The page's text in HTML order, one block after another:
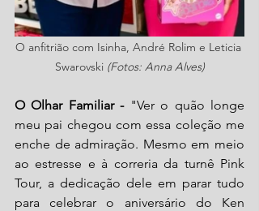
O anfitrião com Isinha, André Rolim e Leticia
Swarovski (Fotos: Anna Alves)
O Olhar Familiar - "Ver o quão longe
meu pai chegou com essa coleção me
enche de admiração. Mesmo em meio
ao estresse e à correria da turnê Pink
Tour, a dedicação dele em parar tudo
para celebrar o aniversário do Ken